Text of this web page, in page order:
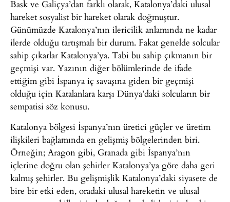
Bask ve Galiçya’dan farklı olarak, Katalonya’daki ulusal
hareket sosyalist bir hareket olarak doğmuştur.
Günümüzde Katalonya’nın ilericilik anlamında ne kadar
ilerde olduğu tartışmalı bir durum. Fakat genelde solcular
sahip çıkarlar Katalonya’ya. Tabi bu sahip çıkmanın bir
geçmişi var. Yazının diğer bölümlerinde de ifade
ettiğim gibi İspanya iç savaşına giden bir geçmişi
olduğu için Katalanlara karşı Dünya’daki solcuların bir
sempatisi söz konusu.
Katalonya bölgesi İspanya’nın üretici güçler ve üretim
ilişkileri bağlamında en gelişmiş bölgelerinden biri.
Örneğin; Aragon gibi, Granada gibi İspanya’nın
içlerine doğru olan şehirler Katalonya’ya göre daha geri
kalmış şehirler. Bu gelişmişlik Katalonya’daki siyasete de
bire bir etki eden, oradaki ulusal hareketin ve ulusal